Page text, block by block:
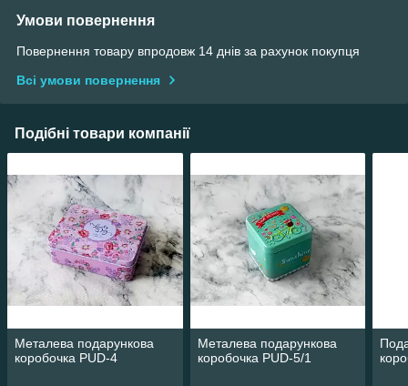
Умови повернення
Повернення товару впродовж 14 днів за рахунок покупця
Всі умови повернення
Подібні товари компанії
Металева подарункова
коробочка PUD-4
Металева подарункова
коробочка PUD-5/1